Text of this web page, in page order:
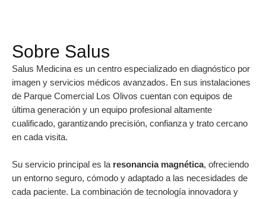
Sobre Salus
Salus Medicina es un centro especializado en diagnóstico por
imagen y servicios médicos avanzados. En sus instalaciones
de Parque Comercial Los Olivos cuentan con equipos de
última generación y un equipo profesional altamente
cualificado, garantizando precisión, confianza y trato cercano
en cada visita.
Su servicio principal es la resonancia magnética, ofreciendo
un entorno seguro, cómodo y adaptado a las necesidades de
cada paciente. La combinación de tecnología innovadora y